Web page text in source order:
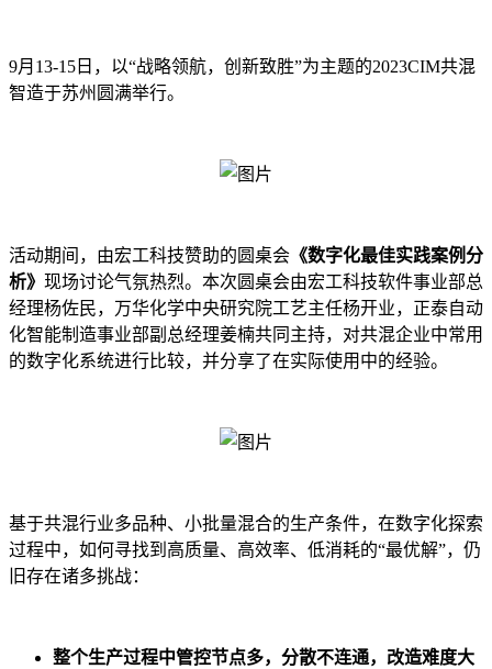
9月13-15日，以“战略领航，创新致胜”为主题的2023CIM共混
智造于苏州圆满举行。
活动期间，由宏工科技赞助的圆桌会 《数字化最佳实践案例分
析》 现场讨论气氛热烈。本次圆桌会由宏工科技软件事业部总
经理杨佐民，万华化学中央研究院工艺主任杨开业，正泰自动
化智能制造事业部副总经理姜楠共同主持，对共混企业中常用
的数字化系统进行比较，并分享了在实际使用中的经验。
基于共混行业多品种、小批量混合的生产条件，在数字化探索
过程中，如何寻找到高质量、高效率、低消耗的“最优解”，仍
旧存在诸多挑战：
整个生产过程中管控节点多，分散不连通，改造难度大